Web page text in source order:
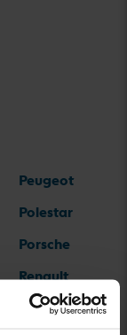
Peugeot
Polestar
Porsche
Renault
Rolls-Royce